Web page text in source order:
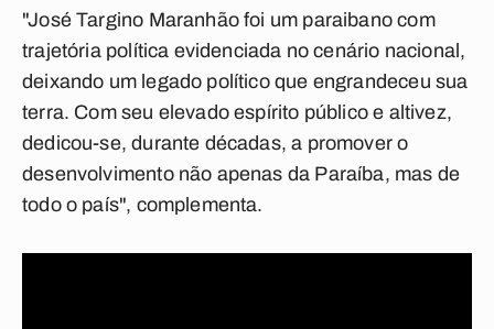
"José Targino Maranhão foi um paraibano com
trajetória política evidenciada no cenário nacional,
deixando um legado político que engrandeceu sua
terra. Com seu elevado espírito público e altivez,
dedicou-se, durante décadas, a promover o
desenvolvimento não apenas da Paraíba, mas de
todo o país", complementa.